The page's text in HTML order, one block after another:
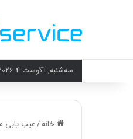
سه‌شنبه, آگوست 4 2026
خانه/عیب یابی